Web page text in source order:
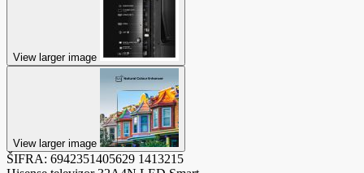
View larger image
View larger image
ŠIFRA: 6942351405629 1413215